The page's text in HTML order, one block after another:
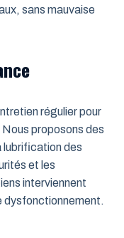
sans mauvaise
régulier pour
proposons des
lubrification des
et les
interviennent
dysfonctionnement.